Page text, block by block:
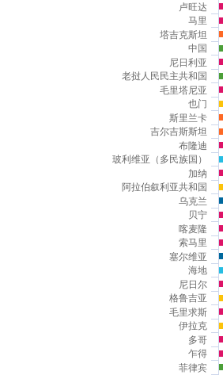
卢旺达
马里
塔吉克斯坦
中国
尼日利亚
老挝人民民主共和国
毛里塔尼亚
也门
斯里兰卡
吉尔吉斯斯坦
布隆迪
玻利维亚（多民族国）
加纳
阿拉伯叙利亚共和国
乌克兰
贝宁
喀麦隆
索马里
塞尔维亚
海地
尼日尔
格鲁吉亚
毛里求斯
伊拉克
多哥
乍得
菲律宾